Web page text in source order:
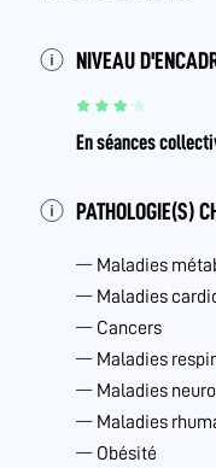
NIVEAU
En séances
PATHOLOGIE(S)
Maladies
Maladies
Cancers
Maladies
Maladies
Maladies
Obésité